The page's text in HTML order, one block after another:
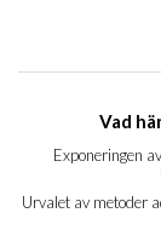
Vad
Exponeringen
Urvalet av metoder